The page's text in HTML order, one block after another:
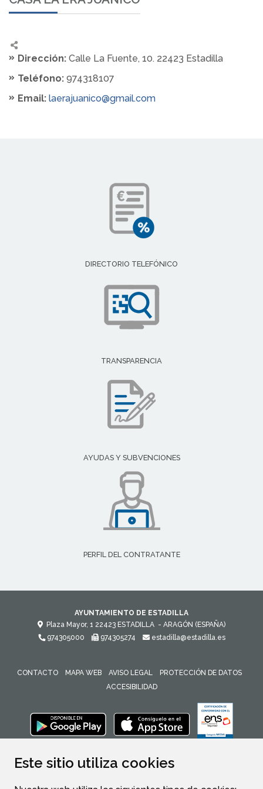
Este sitio utiliza cookies
Dirección: Calle La Fuente, 10. 22423 Estadilla
Teléfono: 974318107
Email: laerajuanico@gmail.com
DIRECTORIO TELEFÓNICO
TRANSPARENCIA
AYUDAS Y SUBVENCIONES
PERFIL DEL CONTRATANTE
AYUNTAMIENTO DE ESTADILLA
Plaza Mayor, 1 22423 ESTADILLA - ARAGÓN (ESPAÑA)
974305000
974305274 estadilla@estadilla.es
CONTACTO MAPA WEB AVISO LEGAL
PROTECCIÓN DE DATOS
ACCESIBILIDAD